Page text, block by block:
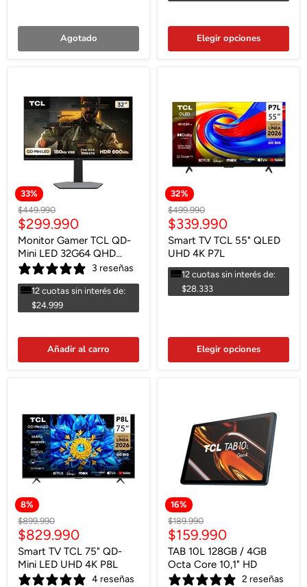
Agotado Elegir opciones
33%
Precio
original
$449.990
Precio
actual
$299.990
Monitor Gamer TCL QD-
Mini LED 32G64 QHD
180Hz
3 reseñas
12 cuotas sin interés de:
$24.999
Añadir al carro
32%
Precio
original
$499.990
Precio
actual
$339.990
Smart TV TCL 55" QLED
UHD 4K P7L
12 cuotas sin interés de:
$28.333
Elegir opciones
8%
Precio
original
$899.990
Precio
actual
$829.990
Smart TV TCL 75" QD-
Mini LED UHD 4K P8L
4 reseñas
16%
Precio
original
$189.990
Precio
actual
$159.990
TAB 10L 128GB / 4GB
Octa Core 10,1" HD
2 reseñas